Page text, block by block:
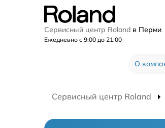
Сервисный центр Roland в Перми
Ежедневно с 9:00 до 21:00
О
Сервисный центр Roland